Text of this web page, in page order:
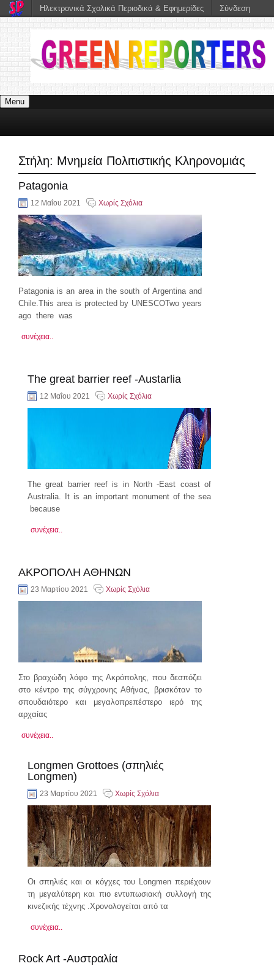
Menu
Στήλη: Μνημεία Πολιτιστικής Κληρονομιάς
Patagonia
12 Μαΐου 2021 Χωρίς Σχόλια
Patagonia is an area in the south of Argentina and
Chile.This area is protected by UNESCOTwo years
ago there was
συνέχεια..
The great barrier reef -Austarlia
12 Μαΐου 2021 Χωρίς Σχόλια
The great barrier reef is in North -East coast of
Australia. It is an important monument of the sea
because
συνέχεια..
ΑΚΡΟΠΟΛΗ ΑΘΗΝΩΝ
23 Μαρτίου 2021 Χωρίς Σχόλια
Στο βραχώδη λόφο της Ακρόπολης, που δεσπόζει
στο κέντρο της σύγχρονης Αθήνας, βρισκόταν το
σπουδαιότερο και μεγαλοπρεπέστερο ιερό της
αρχαίας
συνέχεια..
Longmen Grottoes (σπηλιές
Longmen)
23 Μαρτίου 2021 Χωρίς Σχόλια
Οι σπηλιές και οι κόγχες του Longmen περιέχουν
τη μεγαλύτερη και πιο εντυπωσιακή συλλογή της
κινεζικής τέχνης .Xρονολογείται από τα
συνέχεια..
Rock Art -Αυστραλία
Ηλεκτρονικά Σχολικά Περιοδικά & Εφημερίδες Σύνδεση